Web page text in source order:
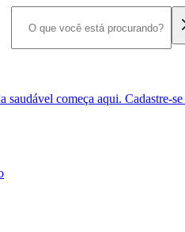
saudável começa aqui. Cadastre-